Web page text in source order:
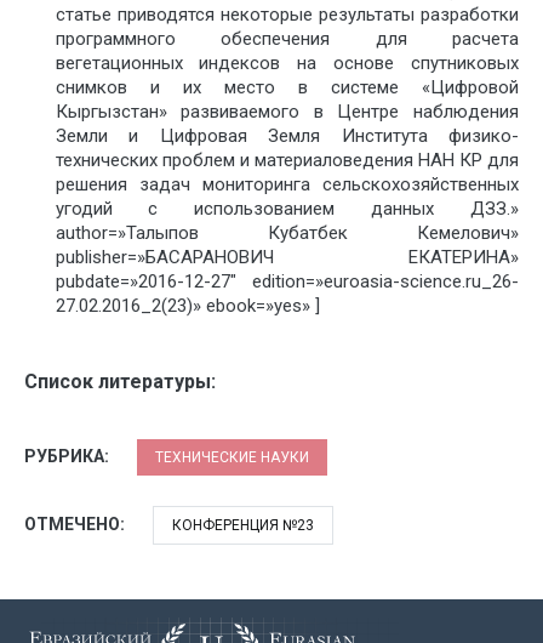
статье приводятся некоторые результаты разработки
программного обеспечения для расчета
вегетационных индексов на основе спутниковых
снимков и их место в системе «Цифровой
Кыргызстан» развиваемого в Центре наблюдения
Земли и Цифровая Земля Института физико-
технических проблем и материаловедения НАН КР для
решения задач мониторинга сельскохозяйственных
угодий с использованием данных ДЗЗ.»
author=»Талыпов Кубатбек Кемелович»
publisher=»БАСАРАНОВИЧ ЕКАТЕРИНА»
pubdate=»2016-12-27″ edition=»euroasia-science.ru_26-
27.02.2016_2(23)» ebook=»yes» ]
Список литературы:
РУБРИКА: ТЕХНИЧЕСКИЕ НАУКИ
ОТМЕЧЕНО: КОНФЕРЕНЦИЯ №23